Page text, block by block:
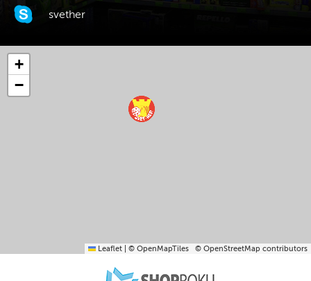
svether
+
−
Leaflet © OpenMapTiles © OpenStreetMap contributors